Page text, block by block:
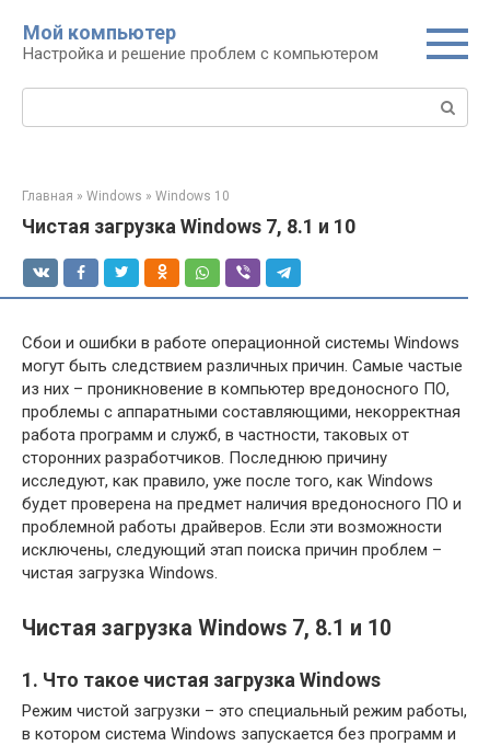
контенту
Мой компьютер
Настройка и решение проблем с компьютером
Поиск:
Главная » Windows » Windows 10
Чистая загрузка Windows 7, 8.1 и 10
Сбои и ошибки в работе операционной системы Windows
могут быть следствием различных причин. Самые частые
из них – проникновение в компьютер вредоносного ПО,
проблемы с аппаратными составляющими, некорректная
работа программ и служб, в частности, таковых от
сторонних разработчиков. Последнюю причину
исследуют, как правило, уже после того, как Windows
будет проверена на предмет наличия вредоносного ПО и
проблемной работы драйверов. Если эти возможности
исключены, следующий этап поиска причин проблем –
чистая загрузка Windows.
Чистая загрузка Windows 7, 8.1 и 10
1. Что такое чистая загрузка Windows
Режим чистой загрузки – это специальный режим работы,
в котором система Windows запускается без программ и